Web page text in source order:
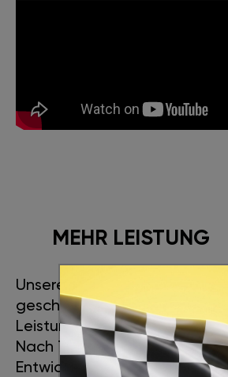
MEHR LEISTUNG
Unsere Ingenieure haben es
geschafft, einen maximalen
Leistungszuwachs zu
Nach 7 Jahren intensiver
Entwicklung haben wir ein